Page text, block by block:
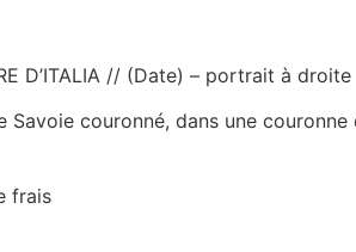
D’ITALIA // (Date) – portrait à droite
Savoie couronné, dans une couronne
frais